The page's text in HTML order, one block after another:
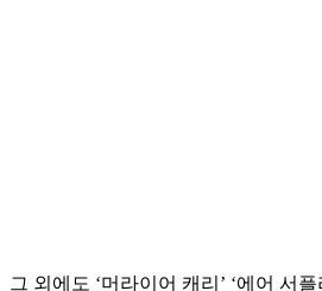
그 외에도 ‘머라이어 캐리’ ‘에어 서